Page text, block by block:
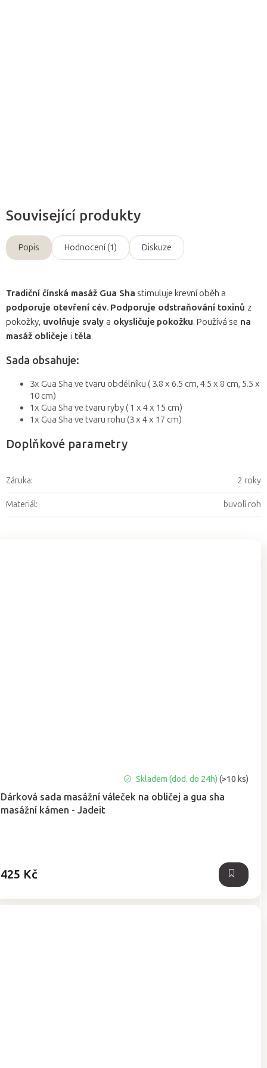
Související produkty
Dárková sada masážní váleček na obličej a gua sha
masážní kámen - Jadeit
Skladem (dod. do 24h) (>10 ks)
425 Kč
Popis Hodnocení (1) Diskuze
Tradiční čínská masáž Gua Sha stimuluje krevní oběh a
podporuje otevření cév. Podporuje odstraňování toxinů z
pokožky, uvolňuje svaly a okysličuje pokožku. Používá se na
masáž obličeje i těla.
Sada obsahuje:
3x Gua Sha ve tvaru obdélníku ( 3.8 x 6.5 cm, 4.5 x 8 cm, 5.5 x
10 cm)
1x Gua Sha ve tvaru ryby ( 1 x 4 x 15 cm)
1x Gua Sha ve tvaru rohu (3 x 4 x 17 cm)
Doplňkové parametry
Záruka: 2 roky
Materiál: buvolí roh